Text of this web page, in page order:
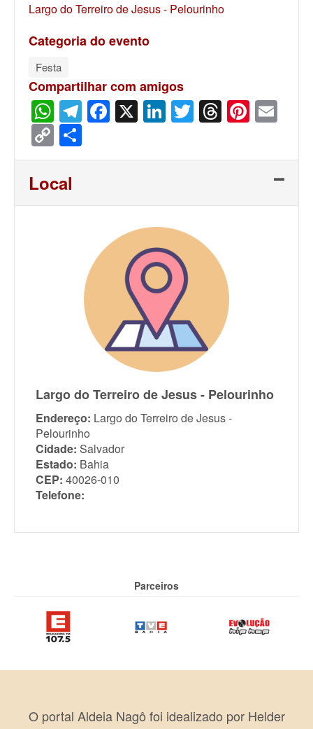
Largo do Terreiro de Jesus - Pelourinho
Categoria do evento
Festa
Compartilhar com amigos
WhatsApp
Telegram
Facebook
X LinkedIn
Twitter
Threads
Copy
Link
Local
Largo do Terreiro de Jesus - Pelourinho
Endereço: Largo do Terreiro de Jesus -
Pelourinho
Cidade: Salvador
Estado: Bahia
CEP: 40026-010
Telefone:
Parceiros
O portal Aldeia Nagô foi idealizado por Helder